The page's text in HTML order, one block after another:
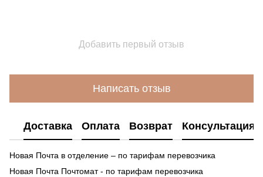
Добавить первый отзыв
Написать отзыв
Доставка Оплата Возврат Консультация
Новая Почта в отделение – по тарифам перевозчика
Новая Почта Почтомат - по тарифам перевозчика